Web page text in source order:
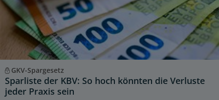
GKV-Spargesetz
Sparliste der KBV: So hoch könnten die Verluste
jeder Praxis sein